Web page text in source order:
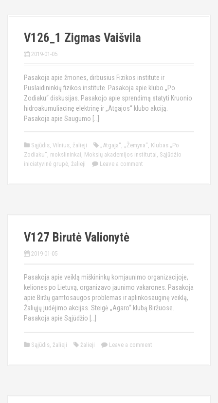
V126_1 Zigmas Vaišvila
2019-01-05
Pasakoja apie žmones, dirbusius Fizikos institute ir
Puslaidininkių fizikos institute. Pasakoja apie klubo „Po
Zodiaku“ diskusijas. Pasakojo apie sprendimą statyti Kruonio
hidroakumuliacinę elektrinę ir „Atgajos“ klubo akciją.
Pasakoja apie Saugumo […]
Sąjūdis, Vilnius, žalieji „Atgaja“, „Žemyna“, Klubas „Po
Zodiaku“, mokslininkai, Mokslų akademijos institutai, Sąjūdžio
iniciatyvinė grupė, žalieji Leave a comment
V127 Birutė Valionytė
2019-01-05
Pasakoja apie veiklą miškininkų komjaunimo organizacijoje,
keliones po Lietuvą, organizavo jaunimo vakarones. Pasakoja
apie Biržų gamtosaugos problemas ir aplinkosauginę veiklą,
Žaliųjų judėjimo akcijas. Steigė „Agaro“ klubą Biržuose.
Pasakoja apie Sąjūdžio […]
Sąjūdis, žalieji žalieji Leave a comment